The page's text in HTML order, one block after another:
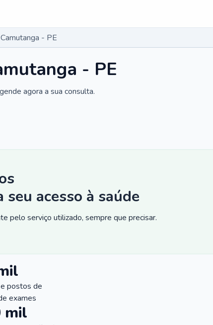
- PE
- PE
agora a sua consulta.
acesso à saúde
pelo serviço utilizado, sempre que precisar.
postos de
exames
mil